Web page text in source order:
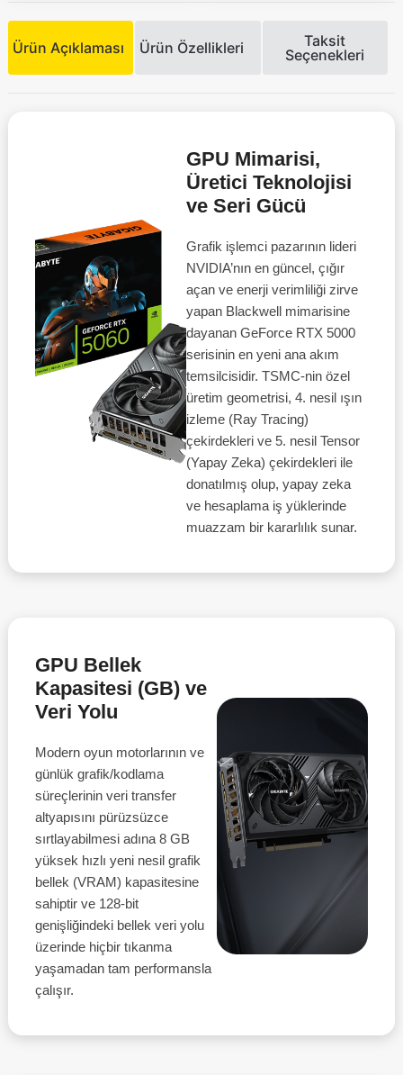
Ürün Açıklaması Ürün Özellikleri
Taksit
Seçenekleri
GPU Mimarisi,
Üretici Teknolojisi
ve Seri Gücü
Grafik işlemci pazarının lideri
NVIDIA’nın en güncel, çığır
açan ve enerji verimliliği zirve
yapan Blackwell mimarisine
dayanan GeForce RTX 5000
serisinin en yeni ana akım
temsilcisidir. TSMC-nin özel
üretim geometrisi, 4. nesil ışın
izleme (Ray Tracing)
çekirdekleri ve 5. nesil Tensor
(Yapay Zeka) çekirdekleri ile
donatılmış olup, yapay zeka
ve hesaplama iş yüklerinde
muazzam bir kararlılık sunar.
GPU Bellek
Kapasitesi (GB) ve
Veri Yolu
Modern oyun motorlarının ve
günlük grafik/kodlama
süreçlerinin veri transfer
altyapısını pürüzsüzce
sırtlayabilmesi adına 8 GB
yüksek hızlı yeni nesil grafik
bellek (VRAM) kapasitesine
sahiptir ve 128-bit
genişliğindeki bellek veri yolu
üzerinde hiçbir tıkanma
yaşamadan tam performansla
çalışır.